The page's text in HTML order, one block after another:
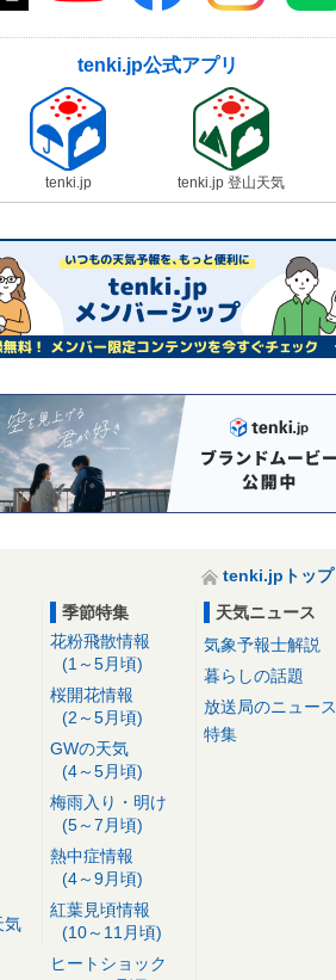
tenki.jp公式アプリ
tenki.jp tenki.jp 登山天気
tenki.jpトップ
気
季節特集
花粉飛散情報
(1～5月頃)
桜開花情報
(2～5月頃)
GWの天気
(4～5月頃)
梅雨入り・明け
(5～7月頃)
熱中症情報
(4～9月頃)
紅葉見頃情報
(10～11月頃)
ヒートショック
天気ニュース
気象予報士解説
暮らしの話題
放送局のニュース
特集